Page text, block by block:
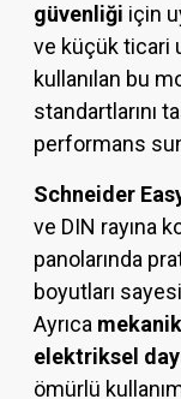
güvenliği için
ve küçük ticari
kullanılan bu
standartlarını
performans
Schneider
ve DIN rayına
panolarında
boyutları
Ayrıca
elektriksel
ömürlü